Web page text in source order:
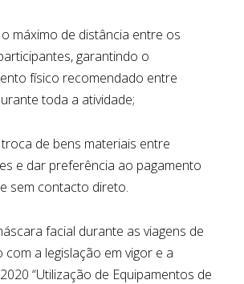
máximo de distância entre os
garantindo o
físico recomendado entre
toda a atividade;
de bens materiais entre
e dar preferência ao pagamento
sem contacto direto.
facial durante as viagens de
a legislação em vigor e a
“Utilização de Equipamentos de